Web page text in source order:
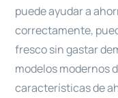
puede ayudar a
correctamente,
fresco sin gastar
modelos modernos
características de